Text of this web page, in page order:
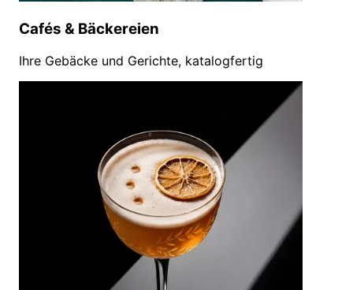
Cafés & Bäckereien
Ihre Gebäcke und Gerichte, katalogfertig